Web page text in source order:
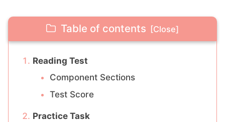
Table of contents
Reading Test
Component Sections
Test Score
Practice Task